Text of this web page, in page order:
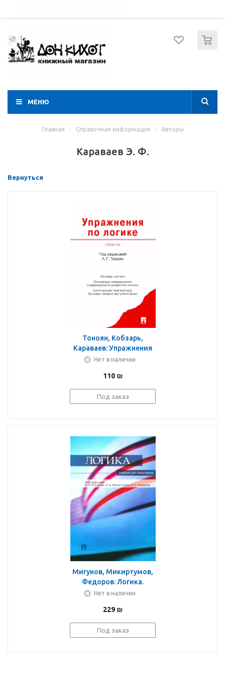
МЕНЮ
Главная - Справочная информация - Авторы
Караваев Э. Ф.
Вернуться
Тоноян, Кобзарь,
Караваев: Упражнения
по логике. Сборник
Нет в наличии
110 ₪
Под заказ
Мигунов, Микиртумов,
Федоров: Логика.
Учебник для
Нет в наличии
229 ₪
Под заказ